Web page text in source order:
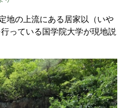
地の上流にある居家以（いや
っている国学院大学が現地説